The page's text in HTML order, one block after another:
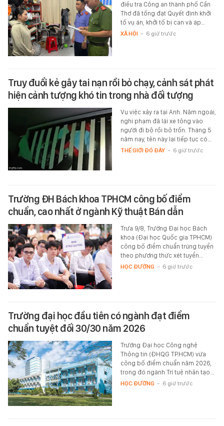
điều tra Công an thành phố Cần
Thơ đã tống đạt Quyết định khởi
tố vụ án, khởi tố bị can và áp…
XÃ HỘI - 6 giờ trước
Truy đuổi kẻ gây tai nạn rồi bỏ chạy, cảnh sát phát
hiện cảnh tượng khó tin trong nhà đối tượng
Vụ việc xảy ra tại Anh. Năm ngoái,
nghi phạm đã lái xe tông vào
người đi bộ rồi bỏ trốn. Tháng 5
năm nay, tên này lại tiếp tục có…
THẾ GIỚI ĐÓ ĐÂY - 6 giờ trước
Trường ĐH Bách khoa TPHCM công bố điểm
chuẩn, cao nhất ở ngành Kỹ thuật Bán dẫn
Trưa 9/8, Trường Đại học Bách
khoa (Đại học Quốc gia TPHCM)
công bố điểm chuẩn trúng tuyển
theo phương thức xét tuyển…
HỌC ĐƯỜNG - 6 giờ trước
Trường đại học đầu tiên có ngành đạt điểm
chuẩn tuyệt đối 30/30 năm 2026
Trường Đại học Công nghệ
Thông tin (ĐHQG TP.HCM) vừa
công bố điểm chuẩn năm 2026,
trong đó ngành Trí tuệ nhân tạo…
HỌC ĐƯỜNG - 6 giờ trước